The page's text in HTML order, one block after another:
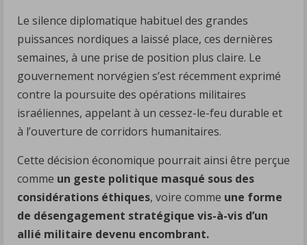
Le silence diplomatique habituel des grandes
puissances nordiques a laissé place, ces dernières
semaines, à une prise de position plus claire. Le
gouvernement norvégien s’est récemment exprimé
contre la poursuite des opérations militaires
israéliennes, appelant à un cessez-le-feu durable et
à l’ouverture de corridors humanitaires.
Cette décision économique pourrait ainsi être perçue
comme un geste politique masqué sous des
considérations éthiques, voire comme une forme
de désengagement stratégique vis-à-vis d’un
allié militaire devenu encombrant.